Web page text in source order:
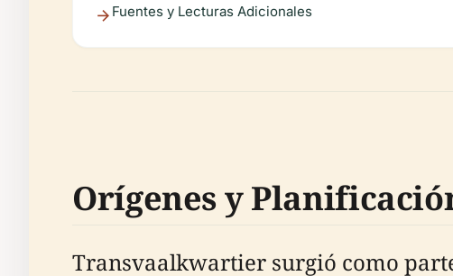
Fuentes y Lecturas Adicionales
Orígenes y
Transvaalkwartier surgió como